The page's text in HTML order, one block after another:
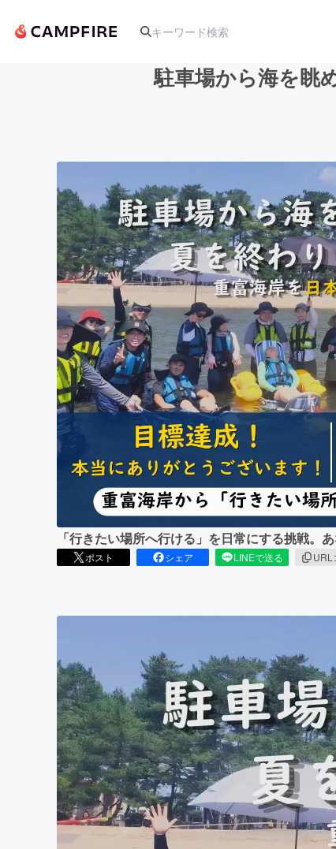
アート・写真
テクノロジー・ガジェット
映像・映画
ビジネス・起業
まちづくり・地域活性化
駐車場から海を眺
「行きたい場所へ行ける」を日常にする挑戦。
ポスト シェア LINEで送る URL